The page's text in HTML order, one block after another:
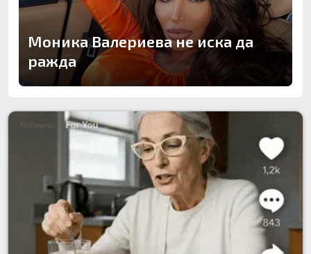
Моника Валериева не иска да
ражда